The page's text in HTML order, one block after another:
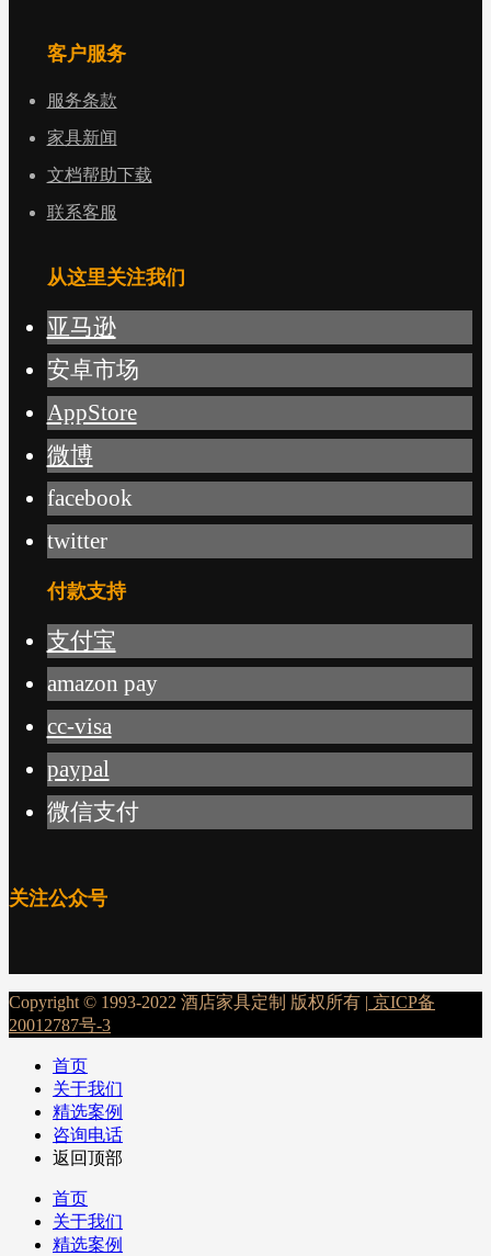
客户服务
服务条款
家具新闻
文档帮助下载
联系客服
从这里关注我们
亚马逊
安卓市场
AppStore
微博
facebook
twitter
付款支持
支付宝
amazon pay
cc-visa
paypal
微信支付
关注公众号
Copyright © 1993-2022 酒店家具定制 版权所有 | 京ICP备
20012787号-3
首页
关于我们
精选案例
咨询电话
返回顶部
首页
关于我们
精选案例